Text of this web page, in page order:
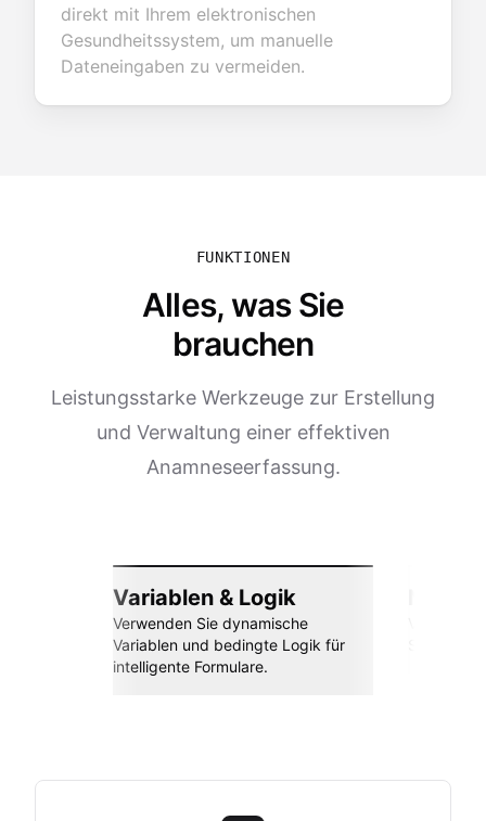
direkt mit Ihrem elektronischen
Gesundheitssystem, um manuelle
Dateneingaben zu vermeiden.
FUNKTIONEN
Alles, was Sie
brauchen
Leistungsstarke Werkzeuge zur Erstellung
und Verwaltung einer effektiven
Anamneseerfassung.
Variablen & Logik
Verwenden Sie dynamische
Variablen und bedingte Logik für
intelligente Formulare.